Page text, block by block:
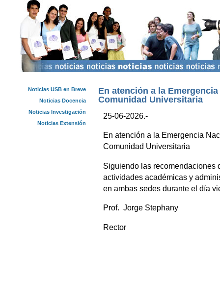
En atención a la
Comunidad Universitaria
25-06-2026.-
En atención a la Emergencia
Comunidad Universitaria
Siguiendo las recomendaciones
actividades académicas y
en ambas sedes durante el día
Prof. Jorge Stephany
Rector
Noticias USB en Breve
Noticias Docencia
Noticias Investigación
Noticias Extensión